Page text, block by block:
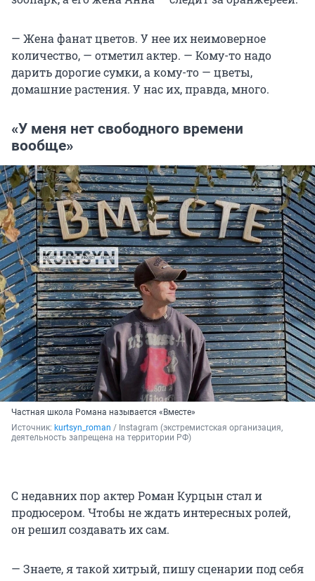
— Жена фанат цветов. У нее их неимоверное
количество, — отметил актер. — Кому-то надо
дарить дорогие сумки, а кому-то — цветы,
домашние растения. У нас их, правда, много.
«У меня нет свободного времени
вообще»
Частная школа Романа называется «Вместе»
Источник: kurtsyn_roman / Instagram (экстремистская организация,
деятельность запрещена на территории РФ)
С недавних пор актер Роман Курцын стал и
продюсером. Чтобы не ждать интересных ролей,
он решил создавать их сам.
— Знаете, я такой хитрый, пишу сценарии под себя